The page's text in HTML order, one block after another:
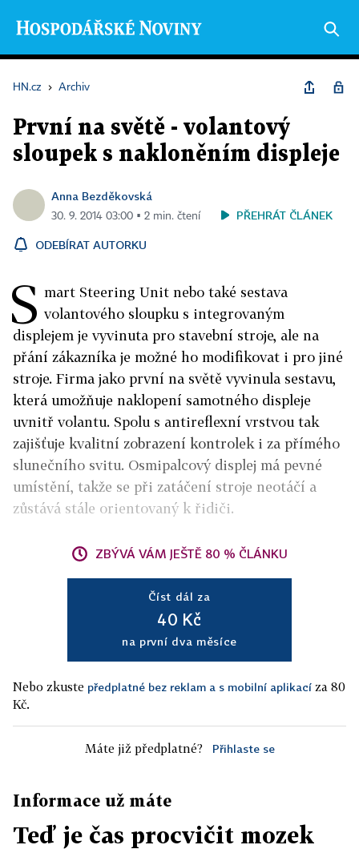
HN.cz › Archiv
První na světě - volantový
sloupek s nakloněním displeje
Anna Bezděkovská
30. 9. 2014 03:00 ▪ 2 min. čtení PŘEHRÁT ČLÁNEK
ODEBÍRAT AUTORKU
S mart Steering Unit nebo také sestava
volantového sloupku s integrovaným
displejem je vyvinuta pro stavební stroje, ale na
přání zákazníka je možné ho modifikovat i pro jiné
stroje. Firma jako první na světě vyvinula sestavu,
která umožňuje naklopení samotného displeje
uvnitř volantu. Spolu s antireflexní vrstvou tak
zajišťuje kvalitní zobrazení kontrolek i za přímého
slunečního svitu. Osmipalcový displej má pevné
umístění, takže se při zatáčení stroje neotáčí a
zůstává stále orientovaný k řidiči.
ZBÝVÁ VÁM JEŠTĚ 80 % ČLÁNKU
Číst dál za
40 Kč
na první dva měsíce
Nebo zkuste předplatné bez reklam a s mobilní aplikací za 80
Kč.
Máte již předplatné? Přihlaste se
Informace už máte
Teď je čas procvičit mozek